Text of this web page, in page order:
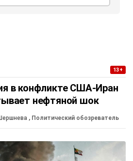
13+
в конфликте США-Иран
нефтяной шок
, Политический обозреватель